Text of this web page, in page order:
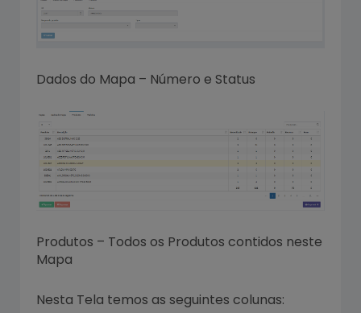
Dados do Mapa – Número e Status
Produtos – Todos os Produtos contidos neste
Mapa
Nesta Tela temos as seguintes colunas: